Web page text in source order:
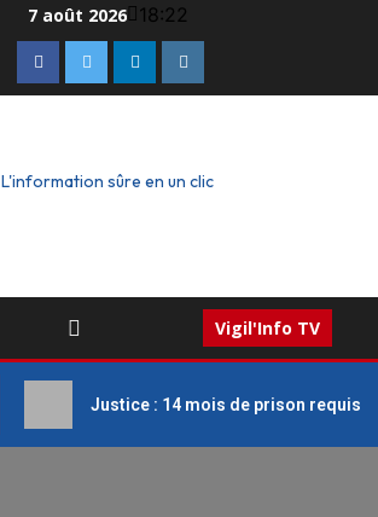
7 août 2026 18:22
L'information sûre en un clic
Vigil'Info TV
Justice : 14 mois de prison requis